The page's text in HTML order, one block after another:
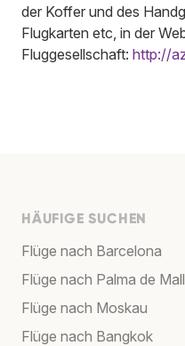
der Koffer und des
Flugkarten etc, in der
Fluggesellschaft: http://
HÄUFIGE SUCHEN
Flüge nach Barcelona
Flüge nach Palma de
Flüge nach Moskau
Flüge nach Bangkok